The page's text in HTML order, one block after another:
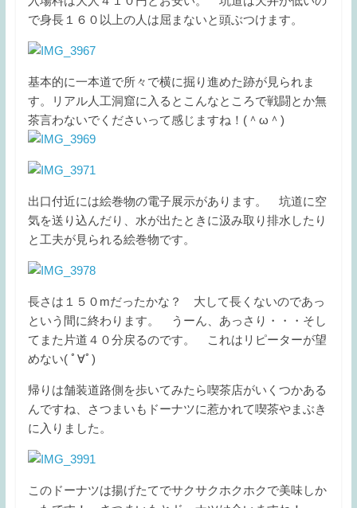
で身長１６０以上の人は屈まないと頭ぶつけます。
基本的に一本道で所々で横に掘り進めた跡が見られま
す。リアル人工洞窟に入るとこんなところで戦闘とか無
茶言わないでくださいって感じますね！(＾ω＾)
出口付近には絵巻物の電子展示があります。 坑道に空
気を送り込んだり、水が出たときに汲み取り排水したり
と工夫が見られる絵巻物です。
長さは１５０mだったかな？ 大して長くないのであっ
という間に終わります。 うーん、あっさり・・・そし
てまた片道４０分戻るのです。 これはリピーターが望
めない( ﾟ∀ﾟ)
帰りは舗装道路側を歩いてみたら喫茶店がいくつかある
んですね、さつまいもドーナツに惹かれて喫茶やまぶき
に入りました。
このドーナツは揚げたてでサクサクホクホクで美味しか